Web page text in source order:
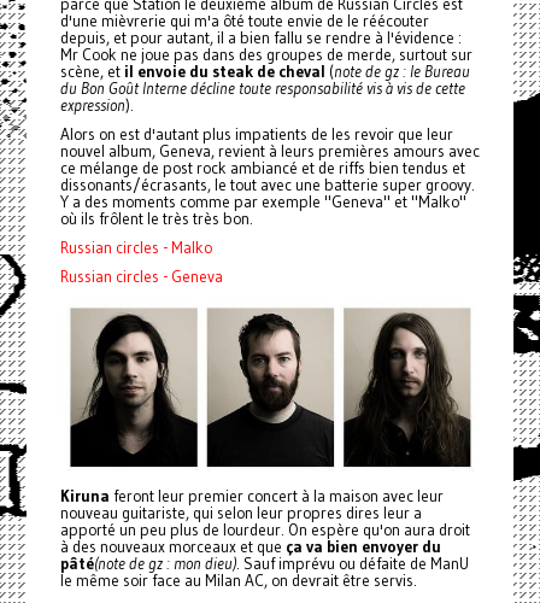
parce que Station le deuxième album de Russian Circles est
d'une mièvrerie qui m'a ôté toute envie de le réécouter
depuis, et pour autant, il a bien fallu se rendre à l'évidence :
Mr Cook ne joue pas dans des groupes de merde, surtout sur
scène, etil envoie du steak de cheval (note de gz : le Bureau
du Bon Goût Interne décline toute responsabilité vis à vis de cette
expression).
Alors on est d'autant plus impatients de les revoir que leur
nouvel album, Geneva, revient à leurs premières amours avec
ce mélange de post rock ambiancé et de riffs bien tendus et
dissonants/écrasants, le tout avec une batterie super groovy.
Y a des moments comme par exemple "Geneva" et "Malko"
où ils frôlent le très très bon.
Russian circles - Malko
Russian circles - Geneva
Kiruna feront leur premier concert à la maison avec leur
nouveau guitariste, qui selon leur propres dires leur a
apporté un peu plus de lourdeur. On espère qu'on aura droit
à des nouveaux morceaux et que ça va bien envoyer du
pâté(note de gz : mon dieu). Sauf imprévu ou défaite de ManU
le même soir face au Milan AC, on devrait être servis.